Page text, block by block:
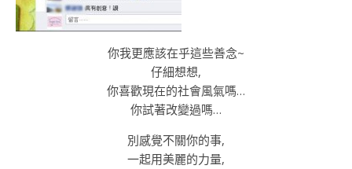
你我更應該在乎這些善念~
仔細想想,
你喜歡現在的社會風氣嗎…
你試著改變過嗎…
別感覺不關你的事,
一起用美麗的力量,